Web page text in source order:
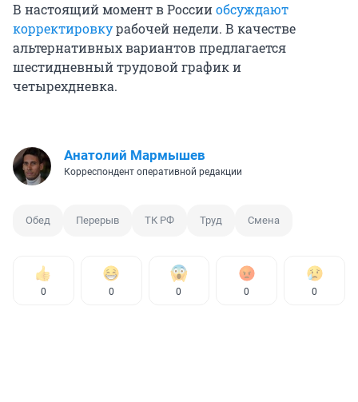
В настоящий момент в Россииобсуждают
корректировкурабочей недели. В качестве
альтернативных вариантов предлагается
шестидневный трудовой график и
четырехдневка.
Анатолий Мармышев
Корреспондент оперативной редакции
Обед Перерыв ТК РФ Труд Смена
0 0 0 0 0